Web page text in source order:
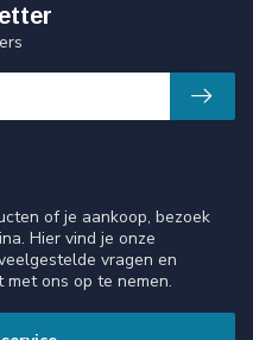
of je aankoop, bezoek
Hier vind je onze
vragen en
ons op te nemen.